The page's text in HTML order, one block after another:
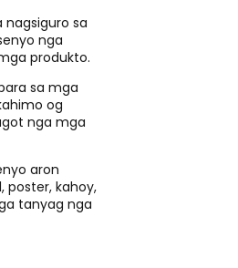
sa
nga
produkto.
sa mga
og
nga mga
aron
kahoy,
tanyag nga